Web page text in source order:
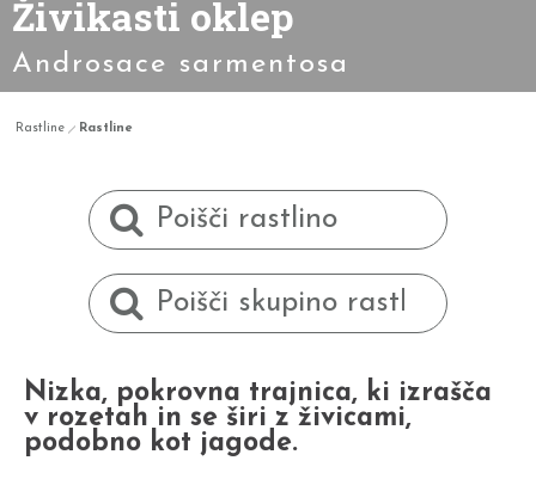
Živikasti oklep
Androsace sarmentosa
Rastline Rastline
Nizka, pokrovna trajnica, ki izrašča
v rozetah in se širi z živicami,
podobno kot jagode.